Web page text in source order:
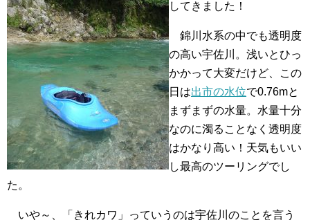
してきました！
錦川水系の中でも透明度
の高い宇佐川。浅いとひっ
かかって大変だけど、この
日は出市の水位で0.76mと
まずまずの水量。水量十分
なのに濁ることなく透明度
はかなり高い！天気もいい
し最高のツーリングでし
た。
いや～、「きれカワ」っていうのは宇佐川のことを言う